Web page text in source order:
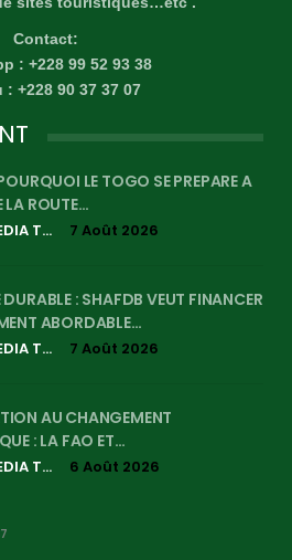
Contact:
: +228 99 52 93 38
: +228 90 37 37 07
LE TOGO SE PREPARE A
LA ROUTE…
EPLUS MEDIA TV 7 Août 2026
: SHAFDB VEUT FINANCER
ABORDABLE…
EPLUS MEDIA TV 7 Août 2026
AU CHANGEMENT
: LA FAO ET…
EPLUS MEDIA TV 6 Août 2026